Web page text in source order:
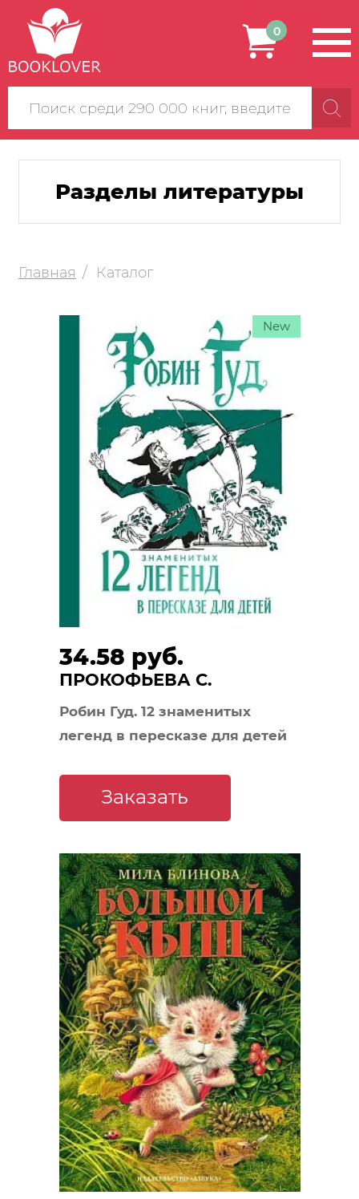
Поиск
по
сайту
0
Разделы литературы
Главная Каталог
34.58 руб.
ПРОКОФЬЕВА С.
Робин Гуд. 12 знаменитых
легенд в пересказе для детей
New
Заказать